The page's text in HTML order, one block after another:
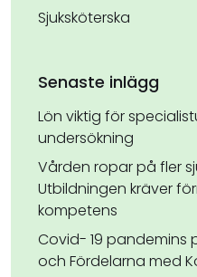
Sjuksköterska
Senaste inlägg
Lön viktig för
undersökning
Vården ropar på fler
Utbildningen kräver
kompetens
Covid- 19 pandemins
och Fördelarna med